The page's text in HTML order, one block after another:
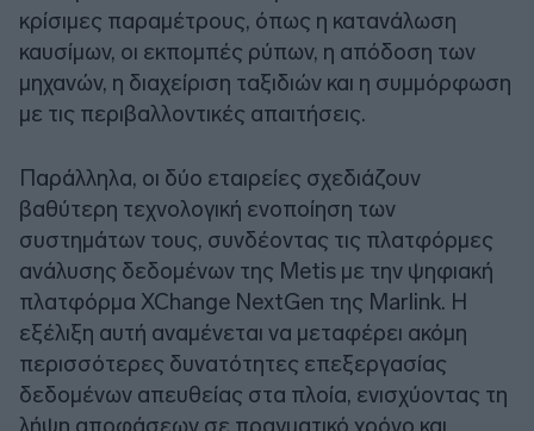
κρίσιμες παραμέτρους, όπως η κατανάλωση
καυσίμων, οι εκπομπές ρύπων, η απόδοση των
μηχανών, η διαχείριση ταξιδιών και η συμμόρφωση
με τις περιβαλλοντικές απαιτήσεις.
Παράλληλα, οι δύο εταιρείες σχεδιάζουν
βαθύτερη τεχνολογική ενοποίηση των
συστημάτων τους, συνδέοντας τις πλατφόρμες
ανάλυσης δεδομένων της Metis με την ψηφιακή
πλατφόρμα XChange NextGen της Marlink. Η
εξέλιξη αυτή αναμένεται να μεταφέρει ακόμη
περισσότερες δυνατότητες επεξεργασίας
δεδομένων απευθείας στα πλοία, ενισχύοντας τη
λήψη αποφάσεων σε πραγματικό χρόνο και